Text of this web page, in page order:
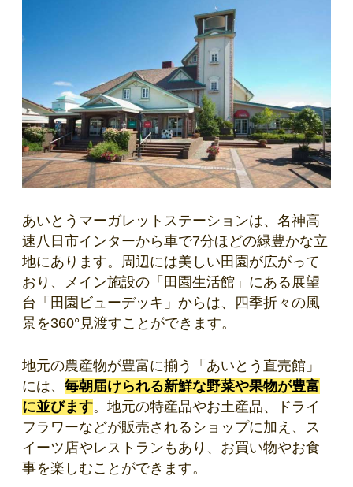
あいとうマーガレットステーションは、名神高
速八日市インターから車で7分ほどの緑豊かな立
地にあります。周辺には美しい田園が広がって
おり、メイン施設の「田園生活館」にある展望
台「田園ビューデッキ」からは、四季折々の風
景を360°見渡すことができます。
地元の農産物が豊富に揃う「あいとう直売館」
には、 毎朝届けられる新鮮な野菜や果物が豊富
に並びます。地元の特産品やお土産品、
ドライ
フラワーなどが販売されるショップに加え、ス
イーツ店やレストランもあり、お買い物やお食
事を楽しむことができます。